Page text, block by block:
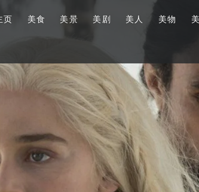
页 美食 美景 美剧 美人 美物